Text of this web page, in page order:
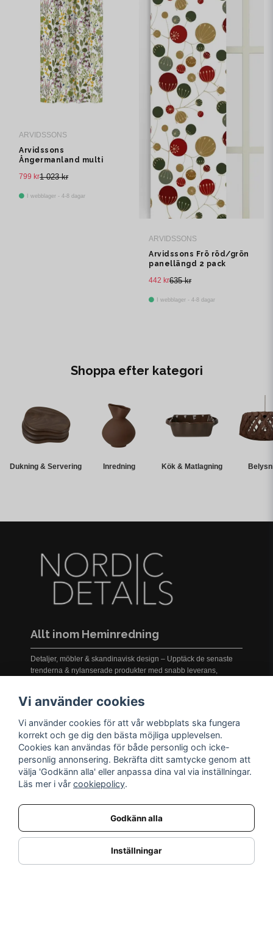
ARVIDSSONS
Arvidssons
Ångermanland multi
1 023 kr
799 kr
I webblager - 4-8 dagar
ARVIDSSONS
Arvidssons Frö röd/grön
panellängd 2 pack
635 kr
442 kr
I webblager - 4-8 dagar
Shoppa efter kategori
Dukning & Servering Inredning Kök & Matlagning
Allt inom Heminredning
Detaljer, möbler & skandinavisk design – Upptäck de senaste
trenderna & nylanserade produkter med snabb leverans,
INFORMATION
Nyheter
Kampanjer
Varumärken
Vi använder cookies
Vi använder cookies för att vår webbplats ska fungera
korrekt och ge dig den bästa möjliga upplevelsen.
Cookies kan användas för både personlig och icke-
personlig annonsering. Bekräfta ditt samtycke genom att
välja 'Godkänn alla' eller anpassa dina val via inställningar.
Läs mer i vår cookiepolicy.
Godkänn alla
Inställningar